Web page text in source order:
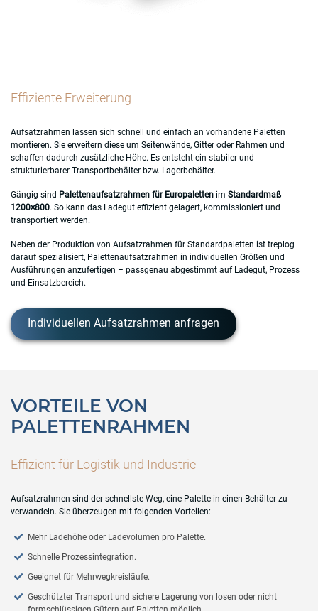
Effiziente Erweiterung
Aufsatzrahmen lassen sich schnell und einfach an vorhandene Paletten
montieren. Sie erweitern diese um Seitenwände, Gitter oder Rahmen und
schaffen dadurch zusätzliche Höhe. Es entsteht ein stabiler und
strukturierbarer Transportbehälter bzw. Lagerbehälter.
Gängig sind Palettenaufsatzrahmen für Europaletten im Standardmaß
1200×800. So kann das Ladegut effizient gelagert, kommissioniert und
transportiert werden.
Neben der Produktion von Aufsatzrahmen für Standardpaletten ist treplog
darauf spezialisiert, Palettenaufsatzrahmen in individuellen Größen und
Ausführungen anzufertigen – passgenau abgestimmt auf Ladegut, Prozess
und Einsatzbereich.
Individuellen Aufsatzrahmen anfragen
VORTEILE VON
PALETTENRAHMEN
Effizient für Logistik und Industrie
Aufsatzrahmen sind der schnellste Weg, eine Palette in einen Behälter zu
verwandeln. Sie überzeugen mit folgenden Vorteilen:
Mehr Ladehöhe oder Ladevolumen pro Palette.
Schnelle Prozessintegration.
Geeignet für Mehrwegkreisläufe.
Geschützter Transport und sichere Lagerung von losen oder nicht